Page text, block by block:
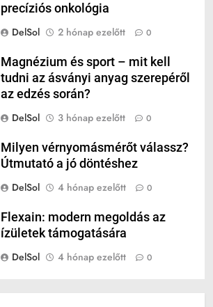
precíziós onkológia
DelSol
2 hónap ezelőtt 0
Magnézium és sport – mit kell
tudni az ásványi anyag szerepéről
az edzés során?
DelSol
3 hónap ezelőtt 0
Milyen vérnyomásmérőt válassz?
Útmutató a jó döntéshez
DelSol
4 hónap ezelőtt 0
Flexain: modern megoldás az
ízületek támogatására
DelSol
4 hónap ezelőtt 0